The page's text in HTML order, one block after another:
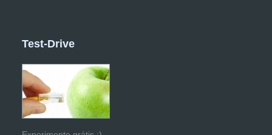
Test-Drive